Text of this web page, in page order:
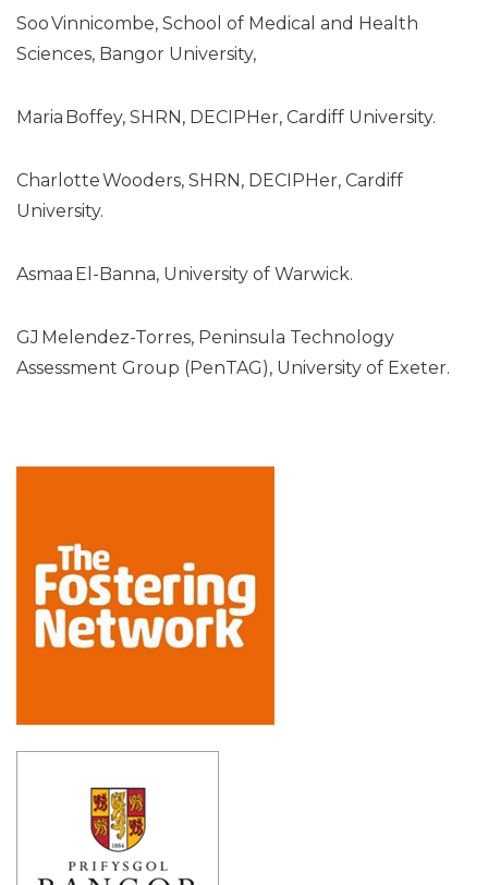
Soo Vinnicombe, School of Medical and Health
Sciences, Bangor University,
Maria Boffey, SHRN, DECIPHer, Cardiff University.
Charlotte Wooders, SHRN, DECIPHer, Cardiff
University.
Asmaa El-Banna, University of Warwick.
GJ Melendez-Torres, Peninsula Technology
Assessment Group (PenTAG), University of Exeter.